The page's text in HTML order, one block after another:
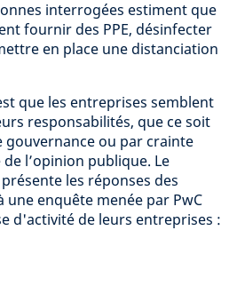
interrogées estiment que
fournir des PPE, désinfecter
en place une distanciation
que les entreprises semblent
responsabilités, que ce soit
gouvernance ou par crainte
l’opinion publique. Le
les réponses des
enquête menée par PwC
d'activité de leurs entreprises :